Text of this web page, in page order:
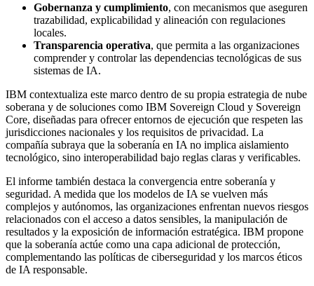
Gobernanza y cumplimiento, con mecanismos que aseguren
trazabilidad, explicabilidad y alineación con regulaciones
locales.
Transparencia operativa, que permita a las organizaciones
comprender y controlar las dependencias tecnológicas de sus
sistemas de IA.
IBM contextualiza este marco dentro de su propia estrategia de nube
soberana y de soluciones como IBM Sovereign Cloud y Sovereign
Core, diseñadas para ofrecer entornos de ejecución que respeten las
jurisdicciones nacionales y los requisitos de privacidad. La
compañía subraya que la soberanía en IA no implica aislamiento
tecnológico, sino interoperabilidad bajo reglas claras y verificables.
El informe también destaca la convergencia entre soberanía y
seguridad. A medida que los modelos de IA se vuelven más
complejos y autónomos, las organizaciones enfrentan nuevos riesgos
relacionados con el acceso a datos sensibles, la manipulación de
resultados y la exposición de información estratégica. IBM propone
que la soberanía actúe como una capa adicional de protección,
complementando las políticas de ciberseguridad y los marcos éticos
de IA responsable.